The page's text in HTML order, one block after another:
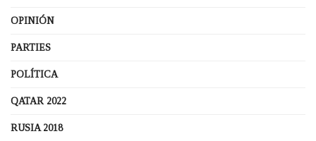
OPINIÓN
PARTIES
POLÍTICA
QATAR 2022
RUSIA 2018